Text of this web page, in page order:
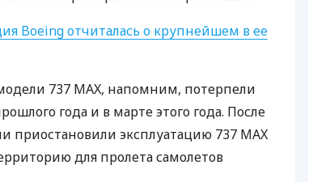
Boeing отчиталась о крупнейшем в ее
737 MAX, напомним, потерпели
года и в марте этого года. После
приостановили эксплуатацию 737 MAX
для пролета самолетов